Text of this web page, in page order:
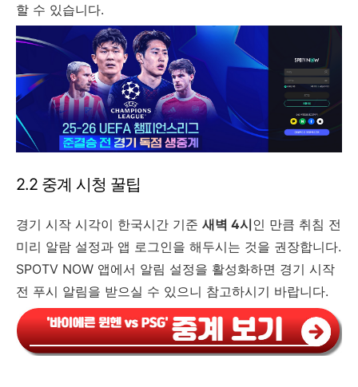
할 수 있습니다.
2.2 중계 시청 꿀팁
경기 시작 시각이 한국시간 기준 새벽 4시인 만큼 취침 전
미리 알람 설정과 앱 로그인을 해두시는 것을 권장합니다.
SPOTV NOW 앱에서 알림 설정을 활성화하면 경기 시작
전 푸시 알림을 받으실 수 있으니 참고하시기 바랍니다.